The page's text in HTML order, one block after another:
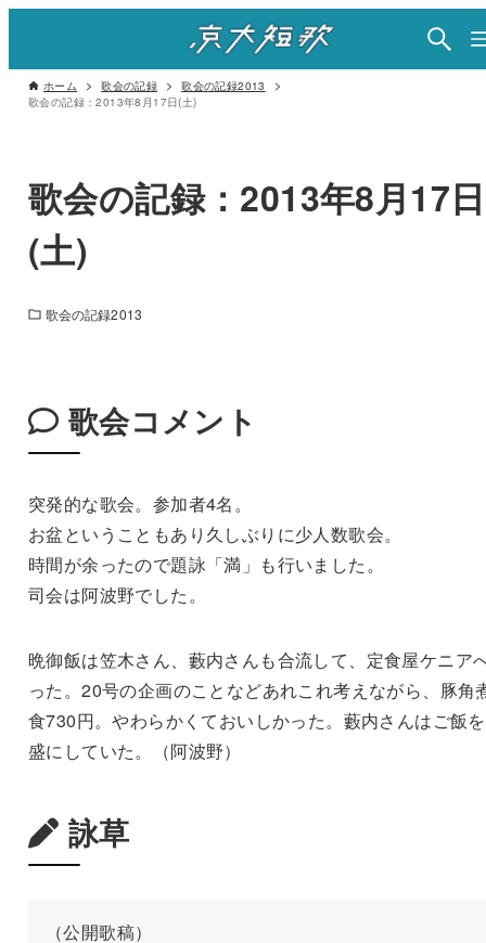
ホーム 歌会の記録
歌会の記録2013
歌会の記録：2013年8月17日(土)
歌会の記録：2013年8月17日
(土)
歌会の記録2013
歌会コメント
突発的な歌会。参加者4名。
お盆ということもあり久しぶりに少人数歌会。
時間が余ったので題詠「満」も行いました。
司会は阿波野でした。
晩御飯は笠木さん、藪内さんも合流して、定食屋ケニア
った。20号の企画のことなどあれこれ考えながら、豚角
食730円。やわらかくておいしかった。藪内さんはご飯
盛にしていた。（阿波野）
詠草
（公開歌稿）